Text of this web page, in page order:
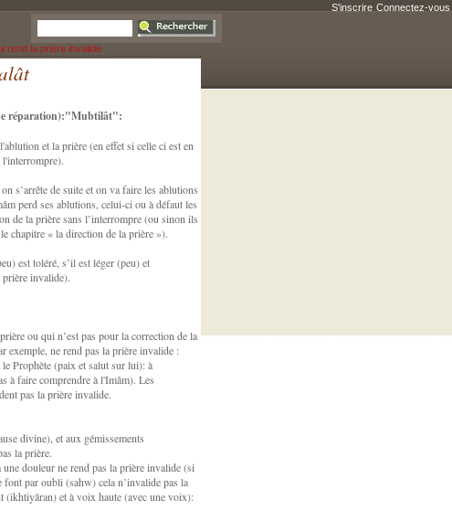
Connectez-vous
S'inscrire
rend la prière invalide
réparation):"Mubtilât":
et la prière (en effet si celle ci est en
s’arrête de suite et on va faire les ablutions
perd ses ablutions, celui-ci ou à défaut les
de la prière sans l’interrompre (ou sinon ils
chapitre « la direction de la prière »).
est toléré, s’il est léger (peu) et
invalide).
ou qui n’est pas pour la correction de la
exemple, ne rend pas la prière invalide :
Prophète (paix et salut sur lui): à
à faire comprendre à l'Imâm). Les
pas la prière invalide.
divine), et aux gémissements
la prière.
douleur ne rend pas la prière invalide (si
font par oubli (sahw) cela n’invalide pas la
(ikhtiyâran) et à voix haute (avec une voix):